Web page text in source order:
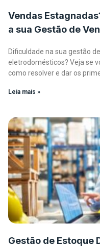
Vendas
a sua Gestão de
Dificuldade na sua gestão
eletrodomésticos? Veja se
como resolver e dar os
Leia mais »
Gestão de Estoque